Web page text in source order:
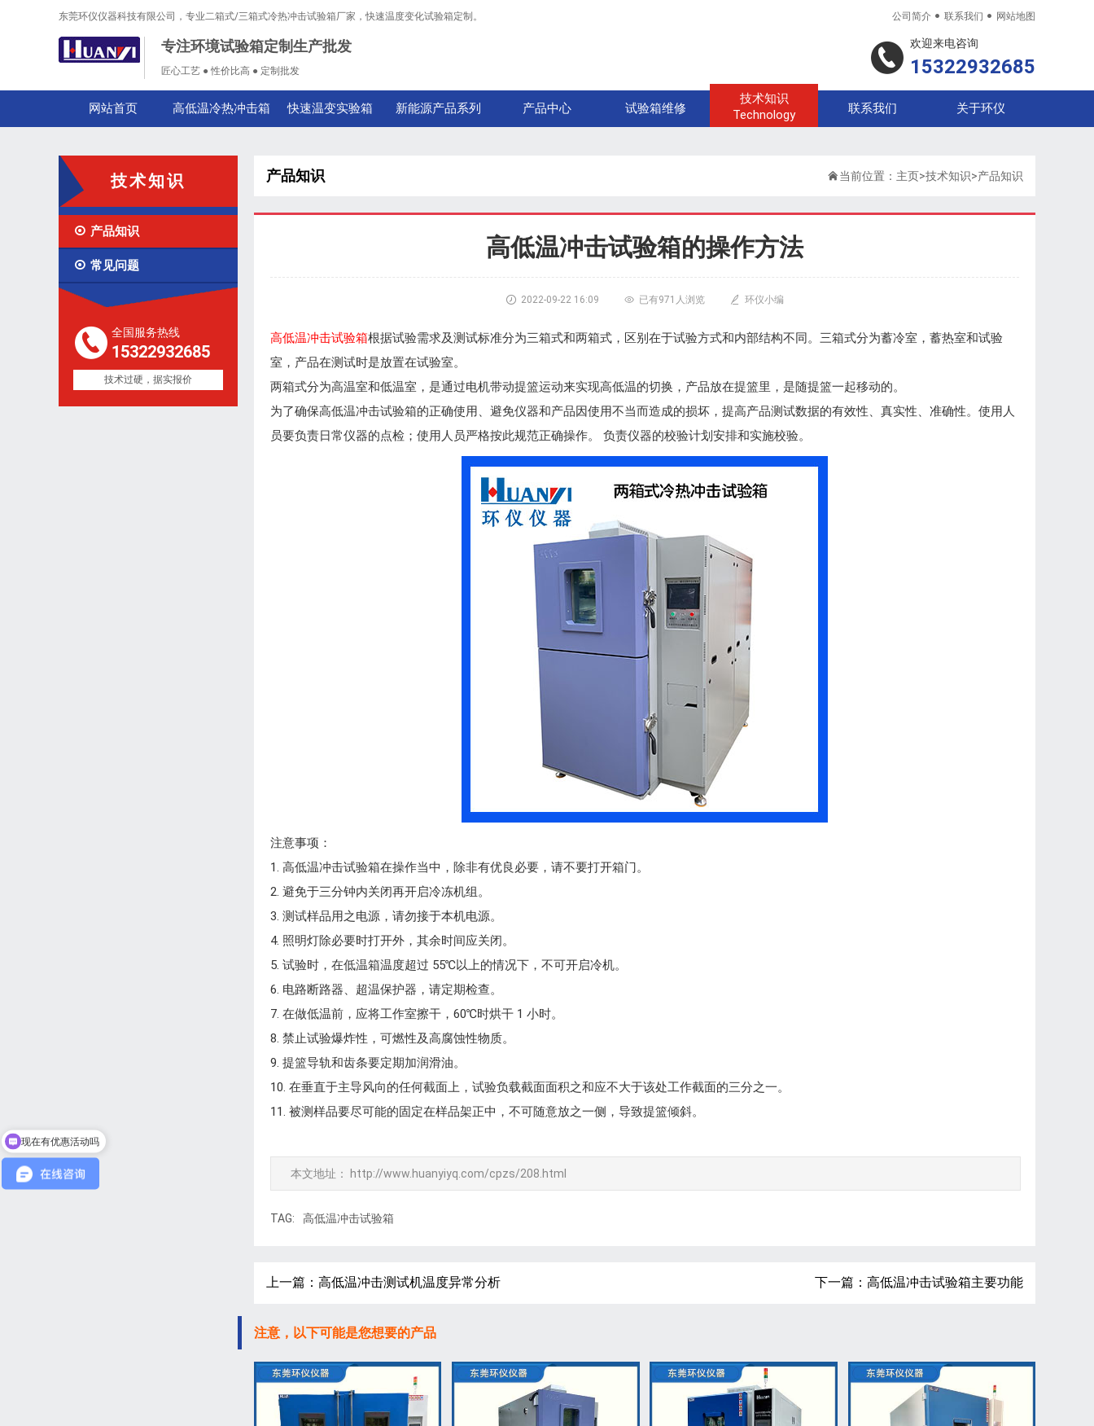
东莞环仪仪器科技有限公司，专业二箱式/三箱式冷热冲击试验箱厂家，快速温度变化试验箱定制。 公司简介  联系我们  网站地图
专注环境试验箱定制生产批发
匠心工艺 ● 性价比高 ● 定制批发
欢迎来电咨询
15322932685
网站首页 高低温冷热冲击箱 快速温变实验箱 新能源产品系列 产品中心 试验箱维修
技术知识
Technology
联系我们 关于环仪
技术知识
 产品知识
 常见问题
全国服务热线
15322932685
技术过硬，据实报价
产品知识 当前位置： 主页>技术知识>产品知识
高低温冲击试验箱的操作方法
 2022-09-22 16:09  已有971人浏览  环仪小编
高低温冲击试验箱根据试验需求及测试标准分为三箱式和两箱式，区别在于试验方式和内部结构不同。三箱式分为蓄冷室，蓄热室和试验
室，产品在测试时是放置在试验室。
两箱式分为高温室和低温室，是通过电机带动提篮运动来实现高低温的切换，产品放在提篮里，是随提篮一起移动的。
为了确保高低温冲击试验箱的正确使用、避免仪器和产品因使用不当而造成的损坏，提高产品测试数据的有效性、真实性、准确性。使用人
员要负责日常仪器的点检；使用人员严格按此规范正确操作。 负责仪器的校验计划安排和实施校验。
注意事项：
1. 高低温冲击试验箱在操作当中，除非有优良必要，请不要打开箱门。
2. 避免于三分钟内关闭再开启冷冻机组。
3. 测试样品用之电源，请勿接于本机电源。
4. 照明灯除必要时打开外，其余时间应关闭。
5. 试验时，在低温箱温度超过 55℃以上的情况下，不可开启冷机。
6. 电路断路器、超温保护器，请定期检查。
7. 在做低温前，应将工作室擦干，60℃时烘干 1 小时。
8. 禁止试验爆炸性，可燃性及高腐蚀性物质。
9. 提篮导轨和齿条要定期加润滑油。
10. 在垂直于主导风向的任何截面上，试验负载截面面积之和应不大于该处工作截面的三分之一。
11. 被测样品要尽可能的固定在样品架正中，不可随意放之一侧，导致提篮倾斜。
本文地址： http://www.huanyiyq.com/cpzs/208.html
TAG: 高低温冲击试验箱
上一篇：高低温冲击测试机温度异常分析 下一篇：高低温冲击试验箱主要功能
注意，以下可能是您想要的产品
现在有优惠活动吗